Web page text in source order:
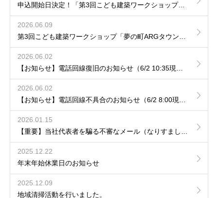
申込開始日決定！「第3回こども建築ワークショップ夢の町ARGタウンをつくろう！」
2026.06.09
第3回こども建築ワークショップ「夢の町ARGタウンをつくろう！」開催決定のお知らせ
2026.06.02
【お知らせ】電話回線復旧のお知らせ（6/2 10:35現在）
2026.06.02
【お知らせ】電話回線不具合のお知らせ（6/2 8:00現在）
2026.01.15
【重要】当社代表者を騙る不審なメール（なりすまし）への注意喚起について
2025.12.22
年末年始休業日のお知らせ
2025.12.09
地域清掃活動を行いました。